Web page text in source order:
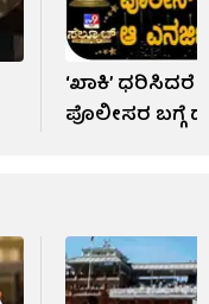
‘ಖಾಕಿ’ ಧರಿಸಿದರೆ
ಪೊಲೀಸರ